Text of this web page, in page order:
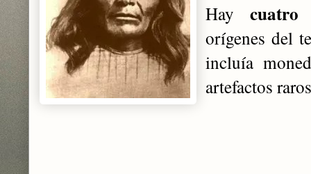
Haycuatro
orígenes del
incluía
artefactos